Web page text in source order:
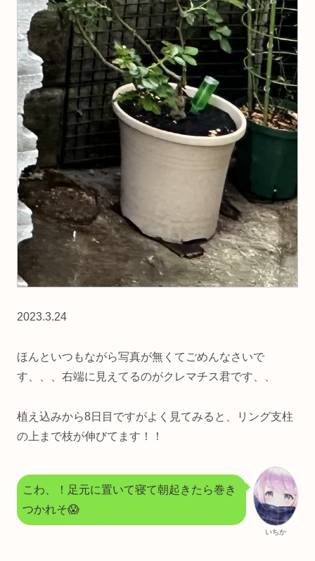
2023.3.24
ほんといつもながら写真が無くてごめんなさいで
す、、、右端に見えてるのがクレマチス君です、、
植え込みから8日目ですがよく見てみると、リング支柱
の上まで枝が伸びてます！！
いちか
こわ、！足元に置いて寝て朝起きたら巻き
つかれそ😱